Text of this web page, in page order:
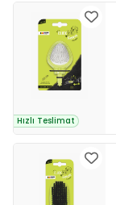
Hızlı Teslimat